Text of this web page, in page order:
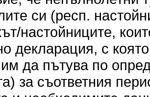
си (респ.
настойниците,
декларация, с
да пътува по
за съответния